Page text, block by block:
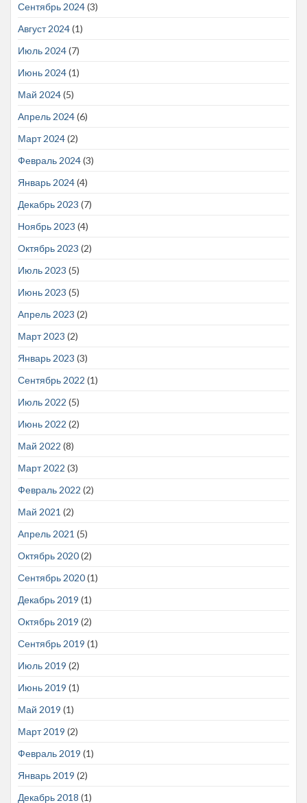
Сентябрь 2024(3)
Август 2024(1)
Июль 2024(7)
Июнь 2024(1)
Май 2024(5)
Апрель 2024(6)
Март 2024(2)
Февраль 2024(3)
Январь 2024(4)
Декабрь 2023 (7)
Ноябрь 2023 (4)
Октябрь 2023 (2)
Июль 2023 (5)
Июнь 2023 (5)
Апрель 2023 (2)
Март 2023 (2)
Январь 2023 (3)
Сентябрь 2022 (1)
Июль 2022 (5)
Июнь 2022 (2)
Май 2022 (8)
Март 2022 (3)
Февраль 2022 (2)
Май 2021 (2)
Апрель 2021 (5)
Октябрь 2020(2)
Сентябрь 2020(1)
Декабрь 2019 (1)
Октябрь 2019 (2)
Сентябрь 2019 (1)
Июль 2019 (2)
Июнь 2019 (1)
Май 2019 (1)
Март 2019 (2)
Февраль 2019 (1)
Январь 2019 (2)
Декабрь 2018 (1)